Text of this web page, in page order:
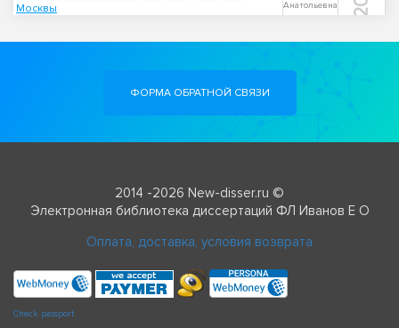
Москвы
Анатольевна
ФОРМА ОБРАТНОЙ СВЯЗИ
2014 -2026 New-disser.ru ©
Электронная библиотека диссертаций ФЛ Иванов Е О
Оплата, доставка, условия возврата
Check passport